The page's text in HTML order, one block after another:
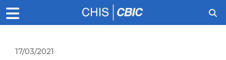
17/03/2021